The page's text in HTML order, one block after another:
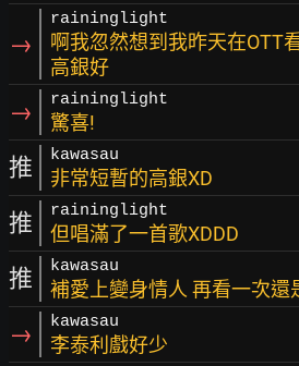
→
raininglight
啊我忽然想到我昨天在OTT
高銀好
→ raininglight
驚喜!
推 kawasau
非常短暫的高銀XD
推 raininglight
但唱滿了一首歌XDDD
推 kawasau
補愛上變身情人 再看一次還
→ kawasau
李泰利戲好少